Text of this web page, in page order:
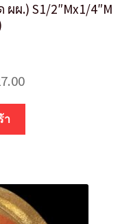
ผ.) S1/2″Mx1/4″M
า